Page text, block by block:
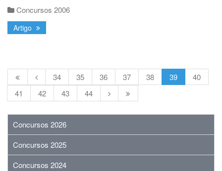
Concursos 2006
Artigo
34 35 36 37 38 39
40
41
42 43 44
Concursos 2026
Concursos 2025
Concursos 2024